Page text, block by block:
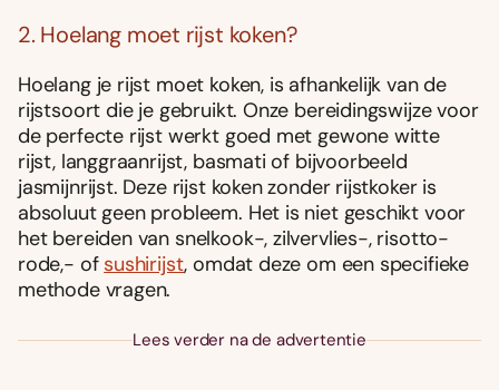
2. Hoelang moet rijst koken?
Hoelang je rijst moet koken, is afhankelijk van de
rijstsoort die je gebruikt. Onze bereidingswijze voor
de perfecte rijst werkt goed met gewone witte
rijst, langgraanrijst, basmati of bijvoorbeeld
jasmijnrijst. Deze rijst koken zonder rijstkoker is
absoluut geen probleem. Het is niet geschikt voor
het bereiden van snelkook-, zilvervlies-, risotto-
rode,- of sushirijst, omdat deze om een specifieke
methode vragen.
Lees verder na de advertentie